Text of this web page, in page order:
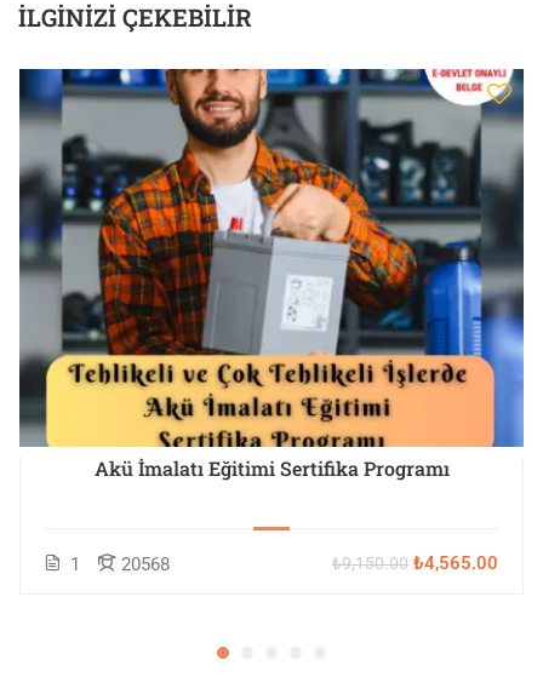
İLGINIZI ÇEKEBILIR
Akü İmalatı Eğitimi Sertifika Programı
1 20568 ₺9,150.00 ₺4,565.00